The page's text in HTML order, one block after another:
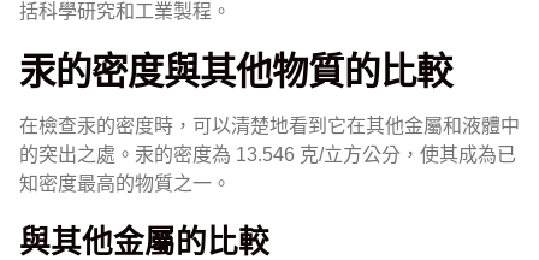
括科學研究和工業製程。
汞的密度與其他物質的比較
在檢查汞的密度時，可以清楚地看到它在其他金屬和液體中
的突出之處。汞的密度為 13.546 克/立方公分，使其成為已
知密度最高的物質之一。
與其他金屬的比較